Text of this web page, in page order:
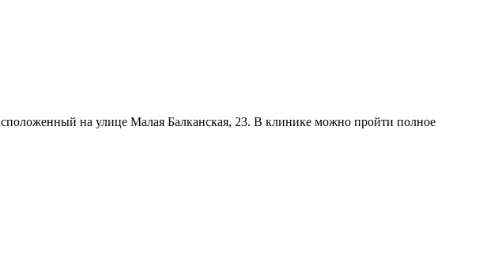
на улице Малая Балканская, 23. В клинике можно пройти полное